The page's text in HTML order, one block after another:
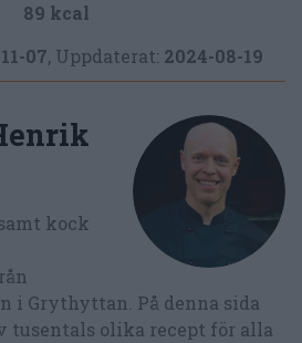
89 kcal
07, Uppdaterat: 2024-08-19
kock
i Grythyttan. På denna sida
tusentals olika recept för alla